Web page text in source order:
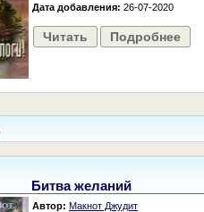
Дата добавления: 26-07-2020
Читать Подробнее
Битва желаний
Автор: Макнот Джудит